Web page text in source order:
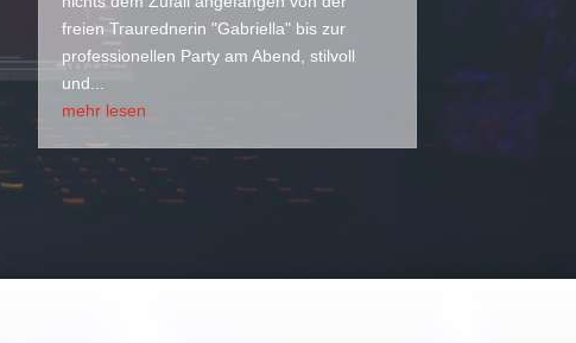
freien Traurednerin "Gabriella" bis zur
professionellen Party am Abend, stilvoll
und...
mehr lesen